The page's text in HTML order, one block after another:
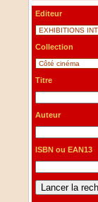
Editeur
Collection
Titre
Auteur
ISBN ou EAN13